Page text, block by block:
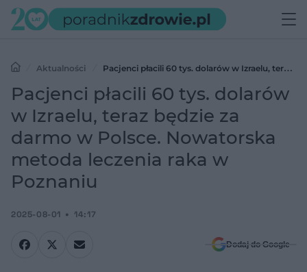
Aktualności
Pacjenci płacili 60 tys. dolarów w Izraelu, teraz
będzie za darmo w Polsce. Nowatorska metoda leczenia raka w
Poznaniu
Pacjenci płacili 60 tys. dolarów
w Izraelu, teraz będzie za
darmo w Polsce. Nowatorska
metoda leczenia raka w
Poznaniu
2025-08-01 14:17
Dodaj do Google